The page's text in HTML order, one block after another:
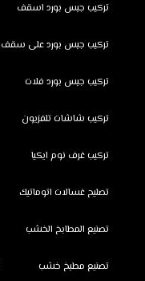
تركيب جبس بورد اسقف
تركيب جبس بورد على
تركيب جبس بورد فلات
تركيب شاشات تلفزيون
تركيب غرف نوم ايكيا
تصليح غسالات اتوماتيك
تصنيع المطابخ الخشب
تصنيع مطبخ خشب